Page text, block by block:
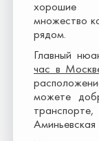
хорошие
множество
рядом.
Главный
час в
можете
Аминьевская